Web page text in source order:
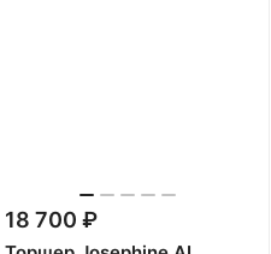
18 700 ₽